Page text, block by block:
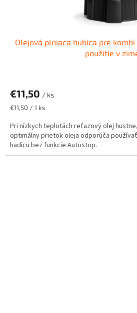
Olejová plniaca hubica pre
použitie v
€11,50 / ks
Jednotková
€11,50 / 1 ks
Pri nízkych teplotách reťazový olej
optimálny prietok oleja odporúča
hadicu bez funkcie Autostop.